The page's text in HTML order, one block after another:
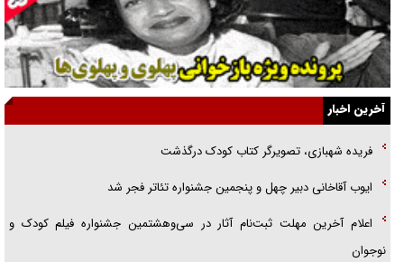
نسلی که آنلاین الگو می‌گیرد
گفت‌وگو با آیت‌الله جاودان/ جفای مخالفان مکانت معنوی رهبر شهید را
ارتقا می‌داد
راننده مست به قانون می‌خندد
همه آقای دوربینی شده‌ایم!
قصه ناتمام سرویس مدارس
آیا مقاومت فلسطین خلع‌سلاح می‌شود؟
آخرین اخبار
فریده شهبازی، تصویرگر کتاب کودک درگذشت
ایوب آقاخانی دبیر چهل و پنجمین جشنواره تئاتر فجر شد
اعلام آخرین مهلت ثبت‌نام آثار در سی‌وهشتمین جشنواره فیلم کودک و
نوجوان